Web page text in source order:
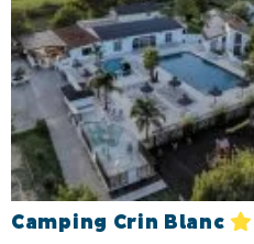
Camping Crin Blanc